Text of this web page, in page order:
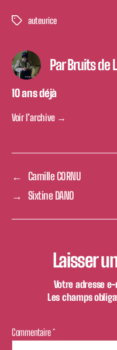
Étiquettesauteurice
Par Bruits de
1O ans déjà
Voir l’archive →
← Camille CORNU
→ Sixtine DANO
Laisser
Votre adresse
Les champs
Commentaire*